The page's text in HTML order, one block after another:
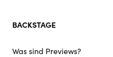
BACKSTAGE
Was sind Previews?